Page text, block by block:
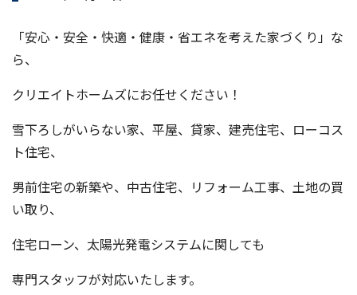
「安心・安全・快適・健康・省エネを考えた家づくり」な
ら、
クリエイトホームズにお任せください！
雪下ろしがいらない家、平屋、貸家、建売住宅、ローコス
ト住宅、
男前住宅の新築や、中古住宅、リフォーム工事、土地の買
い取り、
住宅ローン、太陽光発電システムに関しても
専門スタッフが対応いたします。